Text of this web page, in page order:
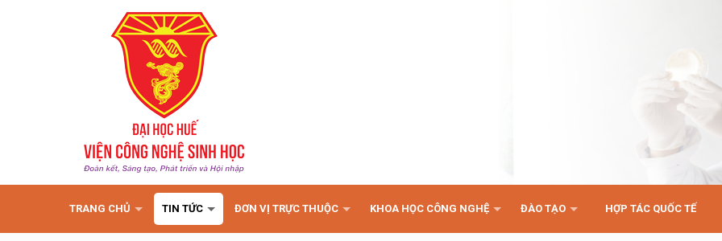
TRANG CHỦ TIN TỨC ĐƠN VỊ TRỰC THUỘC KHOA HỌC CÔNG NGHỆ ĐÀO TẠO HỢP TÁC QUỐC TẾ